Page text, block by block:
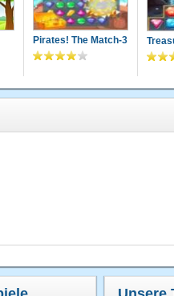
Pirates! The Match-3